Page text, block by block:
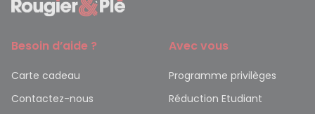
Besoin d’aide ?
Carte cadeau
Contactez-nous
Avec vous
Programme privilèges
Réduction Etudiant